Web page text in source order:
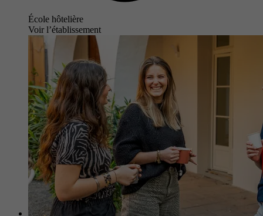
École hôtelière
Voir l’établissement